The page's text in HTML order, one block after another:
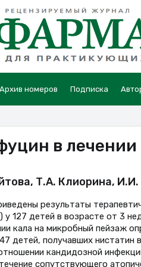
Архив номеров Подписка
в лечении
Т.А. Клиорина,
результаты
у 127 детей в возрасте от 3
кала на микробный пейзаж
детей, получавших
кандидозной
сопутствующего